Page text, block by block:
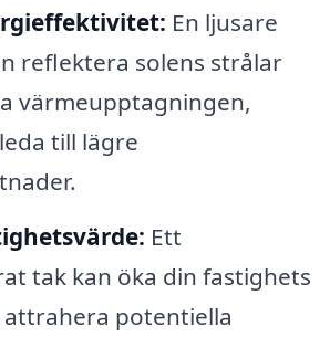
En ljusare
reflektera solens strålar
värmeupptagningen,
till lägre
Ett
tak kan öka din fastighets
potentiella